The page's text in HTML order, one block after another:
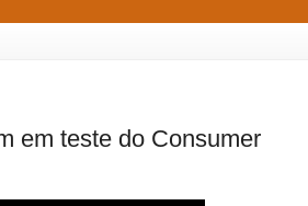
em teste do Consumer